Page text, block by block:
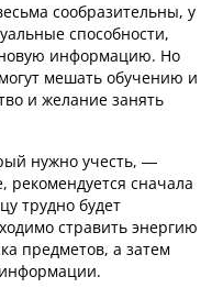
сообразительны, у
способности,
информацию. Но
мешать обучению и
и желание занять
нужно учесть, —
рекомендуется сначала
трудно будет
стравить энергию
предметов, а затем